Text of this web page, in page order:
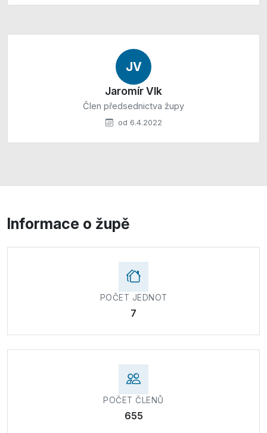
JV
Jaromír Vlk
Člen předsednictva župy
od 6.4.2022
Informace o župě
POČET JEDNOT
7
POČET ČLENŮ
655